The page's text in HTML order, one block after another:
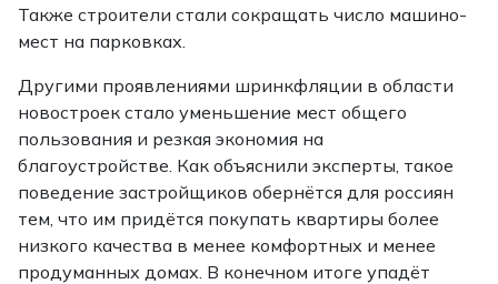
Также строители стали сокращать число машино-
мест на парковках.
Другими проявлениями шринкфляции в области
новостроек стало уменьшение мест общего
пользования и резкая экономия на
благоустройстве. Как объяснили эксперты, такое
поведение застройщиков обернётся для россиян
тем, что им придётся покупать квартиры более
низкого качества в менее комфортных и менее
продуманных домах. В конечном итоге упадёт